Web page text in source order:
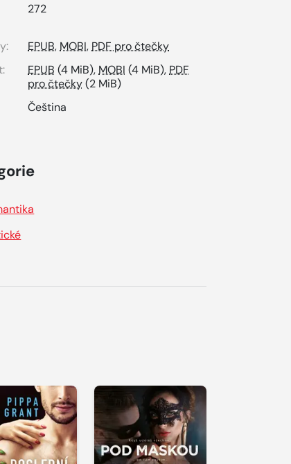
272
EPUB, MOBI, PDF pro čtečky
EPUB (4 MiB), MOBI (4 MiB), PDF
pro čtečky(2 MiB)
Čeština